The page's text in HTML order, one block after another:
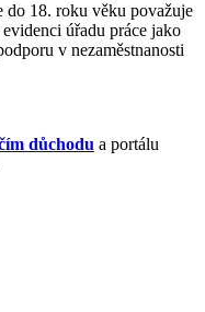
do 18. roku věku považuje
úřadu práce jako
v nezaměstnanosti
důchodu a portálu